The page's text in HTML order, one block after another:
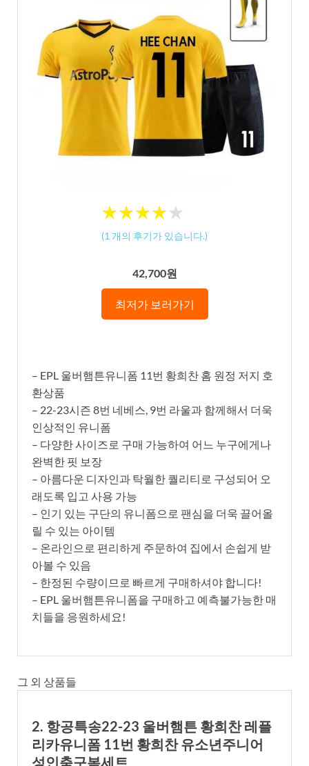
★★★★★
★★★★★
(1 개의 후기가 있습니다.)
42,700원
최저가 보러가기
– EPL 울버햄튼유니폼 11번 황희찬 홈 원정 저지 호
환상품
– 22-23시즌 8번 네베스, 9번 라울과 함께해서 더욱
인상적인 유니폼
– 다양한 사이즈로 구매 가능하여 어느 누구에게나
완벽한 핏 보장
– 아름다운 디자인과 탁월한 퀄리티로 구성되어 오
래도록 입고 사용 가능
– 인기 있는 구단의 유니폼으로 팬심을 더욱 끌어올
릴 수 있는 아이템
– 온라인으로 편리하게 주문하여 집에서 손쉽게 받
아볼 수 있음
– 한정된 수량이므로 빠르게 구매하셔야 합니다!
– EPL 울버햄튼유니폼을 구매하고 예측불가능한 매
치들을 응원하세요!
그 외 상품들
2. 항공특송22-23 울버햄튼 황희찬 레플
리카유니폼 11번 황희찬 유소년주니어
성인축구복세트